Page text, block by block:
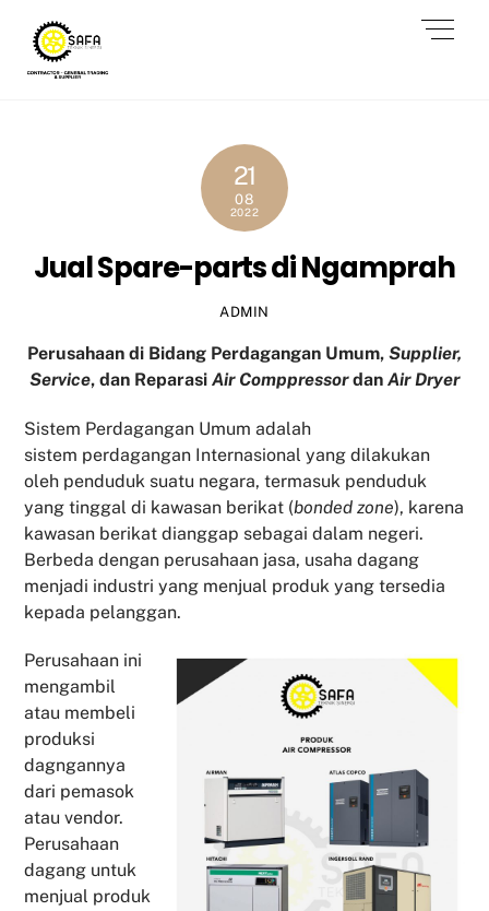
content
21
08
2022
Jual Spare-parts di Ngamprah
ADMIN
Perusahaan di Bidang Perdagangan Umum, Supplier,
Service, dan Reparasi Air Comppressordan Air Dryer
Sistem Perdagangan Umum adalah
sistem perdagangan Internasional yang dilakukan
oleh penduduk suatu negara, termasuk penduduk
yang tinggal di kawasan berikat (bonded zone), karena
kawasan berikat dianggap sebagai dalam negeri.
Berbeda dengan perusahaan jasa, usaha dagang
menjadi industri yang menjual produk yang tersedia
kepada pelanggan.
Perusahaan ini
mengambil
atau membeli
produksi
dagngannya
dari pemasok
atau vendor.
Perusahaan
dagang untuk
menjual produk